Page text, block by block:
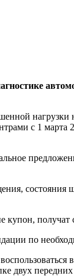
с 1 марта
получат
по
двух